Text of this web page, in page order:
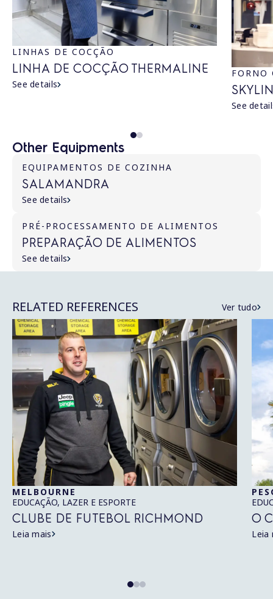
LINHAS DE COCÇÃO
LINHA DE COCÇÃO THERMALINE
See details
FORNO
See
Other Equipments
EQUIPAMENTOS DE COZINHA
SALAMANDRA
See details
PRÉ-PROCESSAMENTO DE ALIMENTOS
PREPARAÇÃO DE ALIMENTOS
See details
RELATED REFERENCES Ver tudo
MELBOURNE
EDUCAÇÃO, LAZER E ESPORTE
CLUBE DE FUTEBOL RICHMOND
Leia mais
O
Leia